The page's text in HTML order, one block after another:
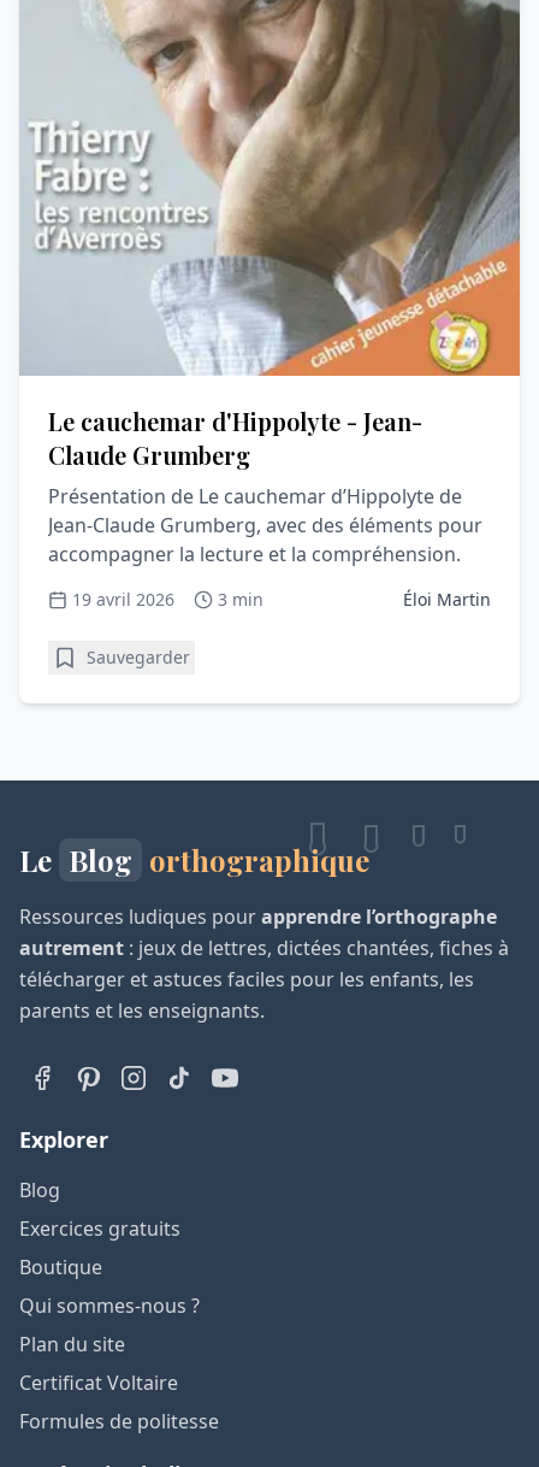
Le cauchemar d'Hippolyte - Jean-
Claude Grumberg
Présentation de Le cauchemar d’Hippolyte de
Jean-Claude Grumberg, avec des éléments pour
accompagner la lecture et la compréhension.
19 avril 2026 3 min Éloi Martin
Sauvegarder
Le Blog orthographique
Ressources ludiques pourapprendre l’orthographe
autrement : jeux de lettres, dictées chantées, fiches à
télécharger et astuces faciles pour les enfants, les
parents et les enseignants.
Explorer
Blog
Exercices gratuits
Boutique
Qui sommes-nous ?
Plan du site
Certificat Voltaire
Formules de politesse